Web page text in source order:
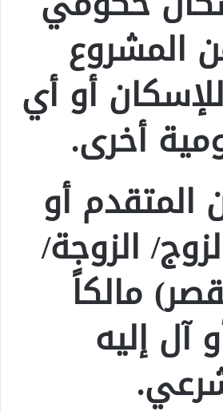
المشروع
أو أي
أخرى.
المتقدم أو
الزوجة/
مالكاً
آل إليه